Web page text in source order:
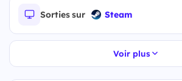
Sorties sur Steam
Voir plus